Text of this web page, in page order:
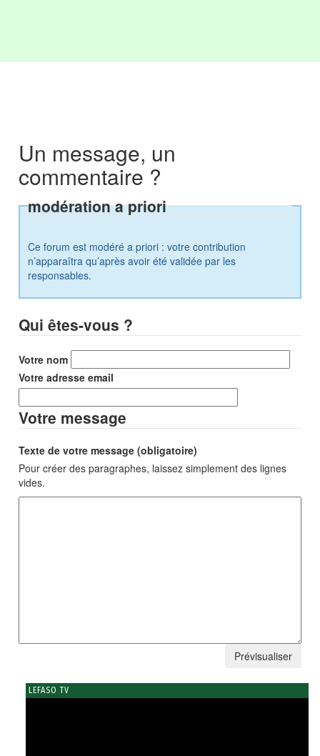
Un message, un
commentaire ?
modération a priori
Ce forum est modéré a priori : votre contribution
n’apparaîtra qu’après avoir été validée par les
responsables.
Qui êtes-vous ?
Votre nom
Votre adresse email
Votre message
Texte de votre message (obligatoire)
Pour créer des paragraphes, laissez simplement des lignes
vides.
LEFASO TV